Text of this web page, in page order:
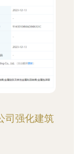
司强化建筑